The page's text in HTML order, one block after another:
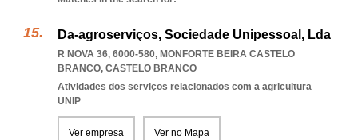
Da-agroserviços, Sociedade Unipessoal, Lda
R NOVA 36, 6000-580, MONFORTE BEIRA CASTELO
BRANCO, CASTELO BRANCO
Atividades dos serviços relacionados com a agricultura
UNIP
Ver empresa Ver no Mapa